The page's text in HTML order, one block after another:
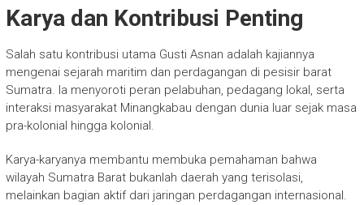
Karya dan Kontribusi Penting
Salah satu kontribusi utama Gusti Asnan adalah kajiannya
mengenai sejarah maritim dan perdagangan di pesisir barat
Sumatra. Ia menyoroti peran pelabuhan, pedagang lokal, serta
interaksi masyarakat Minangkabau dengan dunia luar sejak masa
pra-kolonial hingga kolonial.
Karya-karyanya membantu membuka pemahaman bahwa
wilayah Sumatra Barat bukanlah daerah yang terisolasi,
melainkan bagian aktif dari jaringan perdagangan internasional.